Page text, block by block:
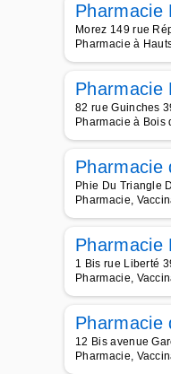
Pharmacie
Morez 149 rue
Pharmacie à
Pharmacie
82 rue Guinches
Pharmacie à Bois
Pharmacie
Phie Du Triangle
Pharmacie,
Pharmacie
1 Bis rue Liberté
Pharmacie,
Pharmacie
12 Bis avenue
Pharmacie,